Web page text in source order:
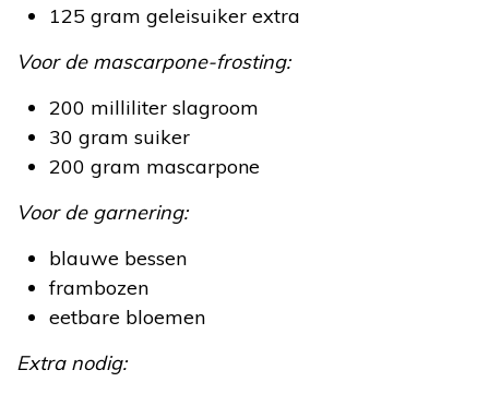
125 gram geleisuiker extra
Voor de mascarpone-frosting:
200 milliliter slagroom
30 gram suiker
200 gram mascarpone
Voor de garnering:
blauwe bessen
frambozen
eetbare bloemen
Extra nodig: